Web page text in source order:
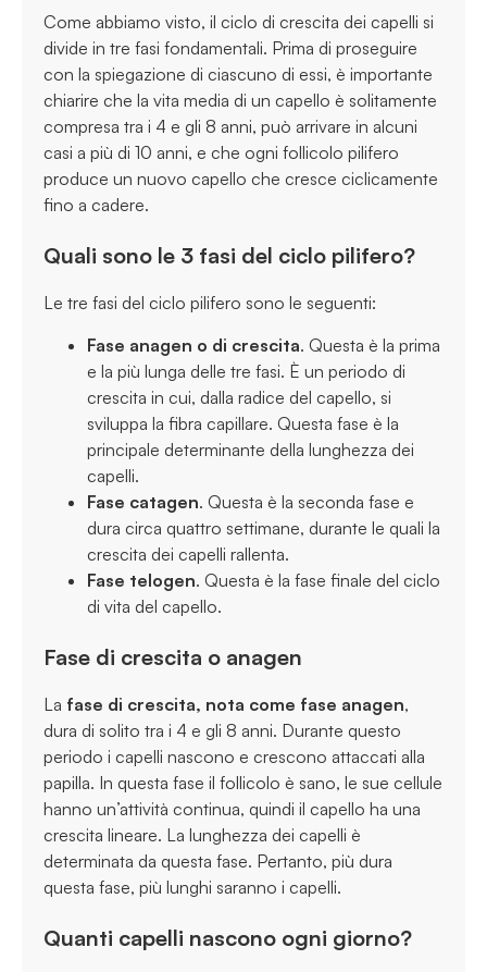
Come abbiamo visto, il ciclo di crescita dei capelli si
divide in tre fasi fondamentali. Prima di proseguire
con la spiegazione di ciascuno di essi, è importante
chiarire che la vita media di un capello è solitamente
compresa tra i 4 e gli 8 anni, può arrivare in alcuni
casi a più di 10 anni, e che ogni follicolo pilifero
produce un nuovo capello che cresce ciclicamente
fino a cadere.
Quali sono le 3 fasi del ciclo pilifero?
Le tre fasi del ciclo pilifero sono le seguenti:
Fase anagen o di crescita. Questa è la prima
e la più lunga delle tre fasi. È un periodo di
crescita in cui, dalla radice del capello, si
sviluppa la fibra capillare. Questa fase è la
principale determinante della lunghezza dei
capelli.
Fase catagen. Questa è la seconda fase e
dura circa quattro settimane, durante le quali la
crescita dei capelli rallenta.
Fase telogen. Questa è la fase finale del ciclo
di vita del capello.
Fase di crescita o anagen
La fase di crescita, nota come fase anagen,
dura di solito tra i 4 e gli 8 anni. Durante questo
periodo i capelli nascono e crescono attaccati alla
papilla. In questa fase il follicolo è sano, le sue cellule
hanno un’attività continua, quindi il capello ha una
crescita lineare. La lunghezza dei capelli è
determinata da questa fase. Pertanto, più dura
questa fase, più lunghi saranno i capelli.
Quanti capelli nascono ogni giorno?